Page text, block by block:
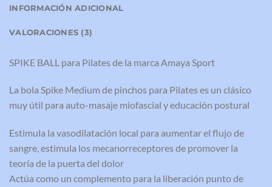
INFORMACIÓN ADICIONAL
VALORACIONES (3)
SPIKE BALL para Pilates de la marca Amaya Sport
La bola Spike Medium de pinchos para Pilates es un clásico
muy útil para auto-masaje miofascial y educación postural
Estimula la vasodilatación local para aumentar el flujo de
sangre, estimula los mecanorreceptores de promover la
teoría de la puerta del dolor
Actúa como un complemento para la liberación punto de